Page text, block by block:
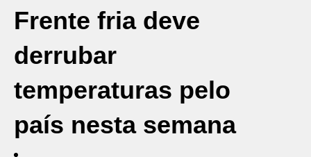
Frente fria deve
derrubar
temperaturas pelo
país nesta semana